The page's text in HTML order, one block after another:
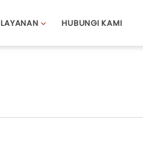
LAYANAN HUBUNGI KAMI